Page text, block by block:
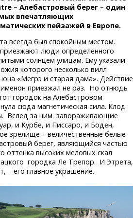
– Алебастровый берег – один
впечатляющих
пейзажей в Европе.
всегда был спокойным местом.
люди определённого
солнцем улицам. Ему указали
которого несколько вилл
«Мегрэ и старая дама». Действие
приезжал не раз. Но отнюдь
городок на Алебастровом
сюда магнетическая сила. Клод
Вслед за ним завораживающие
и Курбе, и Писсаро, и Боден,
зрелище – величественные белые
берег, являющийся частью
оттенка высоких меловых скал
городка Ле Трепор. И Этрета,
его главное украшение.